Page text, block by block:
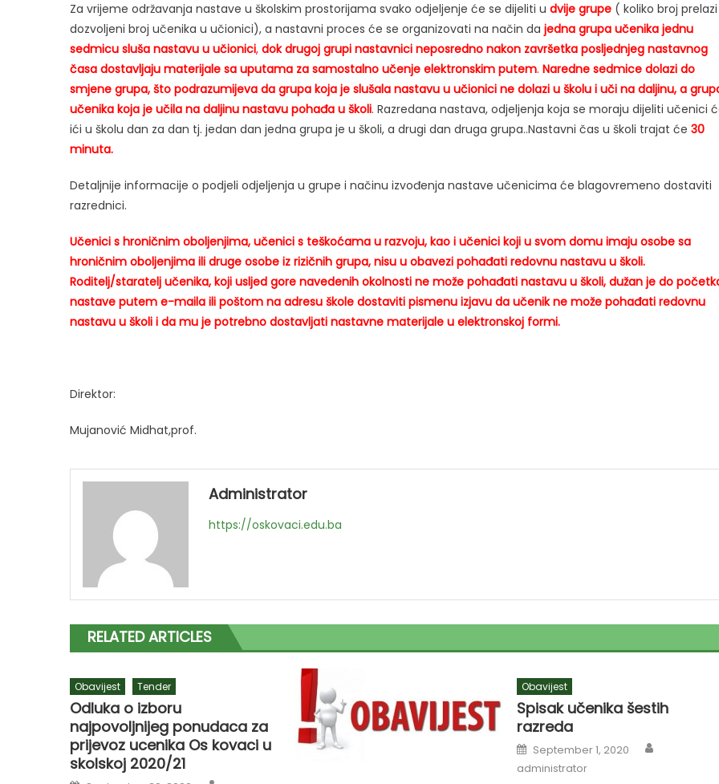
Za vrijeme održavanja nastave u školskim prostorijama svako odjeljenje će se dijeliti u dvije grupe ( koliko broj prelazi
dozvoljeni broj učenika u učionici), a nastavni proces će se organizovati na način da jedna grupa učenika jednu
sedmicu sluša nastavu u učionici, dok drugoj grupi nastavnici neposredno nakon završetka posljednjeg nastavnog
časa dostavljaju materijale sa uputama za samostalno učenje elektronskim putem. Naredne sedmice dolazi do
smjene grupa, što podrazumijeva da grupa koja je slušala nastavu u učionici ne dolazi u školu i uči na daljinu, a
učenika koja je učila na daljinu nastavu pohađa u školi. Razredana nastava, odjeljenja koja se moraju dijeliti učenici
ići u školu dan za dan tj. jedan dan jedna grupa je u školi, a drugi dan druga grupa..Nastavni čas u školi trajat će 30
minuta.
Detaljnije informacije o podjeli odjeljenja u grupe i načinu izvođenja nastave učenicima će blagovremeno dostaviti
razrednici.
Učenici s hroničnim oboljenjima, učenici s teškoćama u razvoju, kao i učenici koji u svom domu imaju osobe sa
hroničnim oboljenjima ili druge osobe iz rizičnih grupa, nisu u obavezi pohađati redovnu nastavu u školi.
Roditelj/staratelj učenika, koji usljed gore navedenih okolnosti ne može pohađati nastavu u školi, dužan je do
nastave putem e-maila ili poštom na adresu škole dostaviti pismenu izjavu da učenik ne može pohađati redovnu
nastavu u školi i da mu je potrebno dostavljati nastavne materijale u elektronskoj formi.
Direktor:
Mujanović Midhat,prof.
Administrator
https://oskovaci.edu.ba
RELATED ARTICLES
Obavijest Tender
Odluka o izboru
najpovoljnijeg ponudaca za
prijevoz ucenika Os kovaci u
skolskoj 2020/21
Obavijest
Spisak učenika šestih
razreda
Posted
on
September 1, 2020
administrator